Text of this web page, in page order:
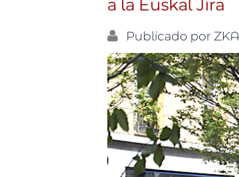
a la Euskal Jira
Publicado por ZKA